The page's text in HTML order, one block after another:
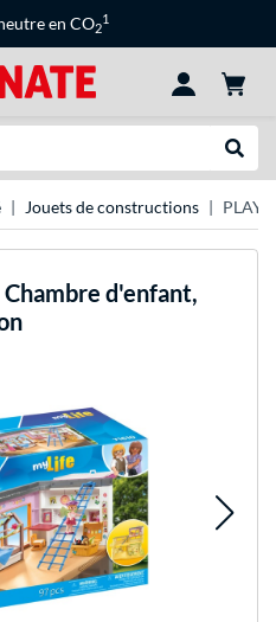
en CO2
1
Jouets de constructions
d'enfant,